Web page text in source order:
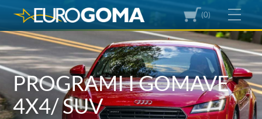
(0)
PROGRAMI I GOMAVE
4X4/ SUV